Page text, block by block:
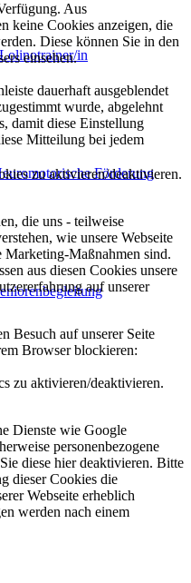
in
Förderung
Aus
keine Cookies anzeigen, die
Diese können Sie in den
einsehen.
dauerhaft ausgeblendet
wurde, abgelehnt
damit diese Einstellung
Mitteilung bei jedem
zu aktivieren/deaktivieren.
die uns - teilweise
wie unsere Webseite
Maßnahmen sind.
aus diesen Cookies unsere
auf unserer
Besuch auf unserer Seite
Browser blockieren:
zu aktivieren/deaktivieren.
Dienste wie Google
personenbezogene
diese hier deaktivieren. Bitte
dieser Cookies die
Webseite erheblich
werden nach einem